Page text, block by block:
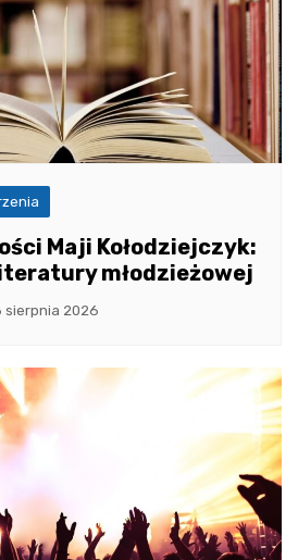
Maji Kołodziejczyk:
młodzieżowej
sierpnia 2026